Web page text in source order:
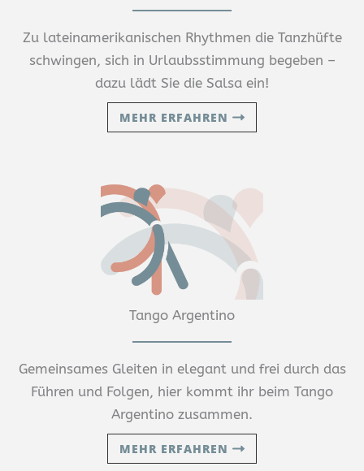
Zu lateinamerikanischen Rhythmen die Tanzhüfte
schwingen, sich in Urlaubsstimmung begeben –
dazu lädt Sie die Salsa ein!
MEHR ERFAHREN
Tango Argentino
Gemeinsames Gleiten in elegant und frei durch das
Führen und Folgen, hier kommt ihr beim Tango
Argentino zusammen.
MEHR ERFAHREN